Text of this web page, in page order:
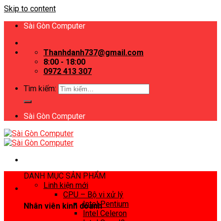
Skip to content
Sài Gòn Computer
Thanhdanh737@gmail.com
8:00 - 18:00
0972 413 307
Tìm kiếm:
Sài Gòn Computer
Nhân viên kinh doanh
DANH MỤC SẢN PHẨM
Linh kiện mới
CPU – Bộ vi xử lý
Intel Pentium
Intel Celeron